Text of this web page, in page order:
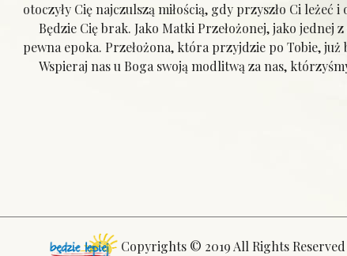
otoczyły Cię najczulszą miłością, gdy przyszło Ci leżeć
Będzie Cię brak. Jako Matki Przełożonej, jako jednej
pewna epoka. Przełożona, która przyjdzie po Tobie,
Wspieraj nas u Boga swoją modlitwą za nas,
Copyrights © 2019 All Rights Reserved